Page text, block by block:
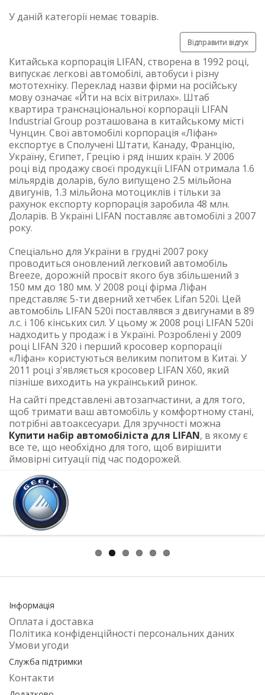
У даній категорії немає товарів.
Відправити відгук
Китайська корпорація LIFAN, створена в 1992 році,
випускає легкові автомобілі, автобуси і різну
мототехніку. Переклад назви фірми на російську
мову означає «Йти на всіх вітрилах». Штаб
квартира транснаціональної корпорації LIFAN
Industrial Group розташована в китайському місті
Чунцин. Свої автомобілі корпорація «Ліфан»
експортує в Сполучені Штати, Канаду, Францію,
Україну, Єгипет, Грецію і ряд інших країн. У 2006
році від продажу своєї продукції LIFAN отримала 1.6
мільярдів доларів, було випущено 2.5 мільйона
двигунів, 1.3 мільйона мотоциклів і тільки за
рахунок експорту корпорація заробила 48 млн.
Доларів. В Україні LIFAN поставляє автомобілі з 2007
року.
Спеціально для України в грудні 2007 року
проводиться оновлений легковий автомобіль
Breeze, дорожній просвіт якого був збільшений з
150 мм до 180 мм. У 2008 році фірма Ліфан
представляє 5-ти дверний хетчбек Lifan 520i. Цей
автомобіль LIFAN 520i поставлявся з двигунами в 89
л.с. і 106 кінських сил. У цьому ж 2008 році LIFAN 520i
надходить у продаж і в Україні. Розроблені у 2009
році LIFAN 320 і перший кросовер корпорації
«Ліфан» користуються великим попитом в Китаї. У
2011 році з'являється кросовер LIFAN X60, який
пізніше виходить на український ринок.
На сайті представлені автозапчастини, а для того,
щоб тримати ваш автомобіль у комфортному стані,
потрібні автоаксесуари. Для зручності можна
Купити набір автомобіліста для LIFAN, в якому є
все те, що необхідно для того, щоб вирішити
ймовірні ситуації під час подорожей.
Інформація
Оплата і доставка
Політика конфіденційності персональних даних
Умови угоди
Служба підтримки
Контакти